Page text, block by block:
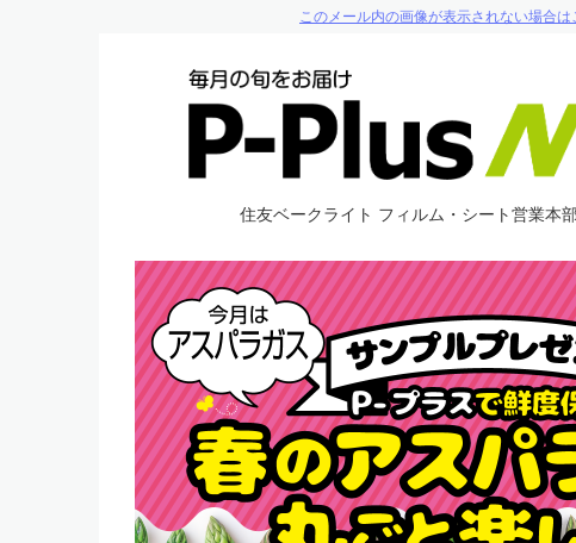
このメール内の画像が表示されない場合は
住友ベークライト フィルム・シート営業本